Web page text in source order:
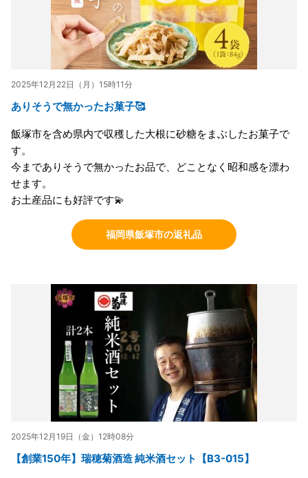
2025年12月22日（月）15時11分
ありそうで無かったお菓子🥰
飯塚市を含め県内で収穫した大根に砂糖をまぶしたお菓子で
す。
今までありそうで無かったお品で、どことなく昭和感を漂わ
せます。
お土産品にも好評です💫
福岡県飯塚市の返礼品
2025年12月19日（金）12時08分
【創業150年】瑞穂菊酒造 純米酒セット【B3-015】